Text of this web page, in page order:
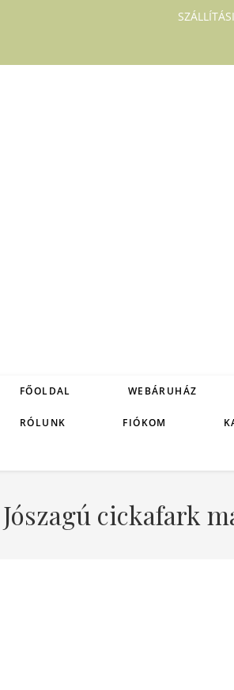
FŐOLDAL WEBÁRUHÁZ
RÓLUNK FIÓKOM
Jószagú cickafark